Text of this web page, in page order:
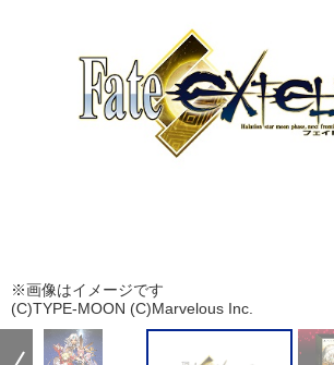
※画像はイメージです
(C)TYPE-MOON (C)Marvelous Inc.